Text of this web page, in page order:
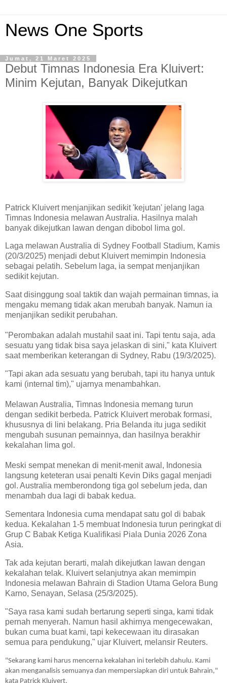
News One Sports
Jumat, 21 Maret 2025
Debut Timnas Indonesia Era Kluivert:
Minim Kejutan, Banyak Dikejutkan
Patrick Kluivert menjanjikan sedikit 'kejutan' jelang laga
Timnas Indonesia melawan Australia. Hasilnya malah
banyak dikejutkan lawan dengan dibobol lima gol.
Laga melawan Australia di Sydney Football Stadium, Kamis
(20/3/2025) menjadi debut Kluivert memimpin Indonesia
sebagai pelatih. Sebelum laga, ia sempat menjanjikan
sedikit kejutan.
Saat disinggung soal taktik dan wajah permainan timnas, ia
mengaku memang tidak akan merubah banyak. Namun ia
menjanjikan sedikit perubahan.
"Perombakan adalah mustahil saat ini. Tapi tentu saja, ada
sesuatu yang tidak bisa saya jelaskan di sini," kata Kluivert
saat memberikan keterangan di Sydney, Rabu (19/3/2025).
"Tapi akan ada sesuatu yang berubah, tapi itu hanya untuk
kami (internal tim)," ujarnya menambahkan.
Melawan Australia, Timnas Indonesia memang turun
dengan sedikit berbeda. Patrick Kluivert merobak formasi,
khususnya di lini belakang. Pria Belanda itu juga sedikit
mengubah susunan pemainnya, dan hasilnya berakhir
kekalahan lima gol.
Meski sempat menekan di menit-menit awal, Indonesia
langsung keteteran usai penalti Kevin Diks gagal menjadi
gol. Australia memberondong tiga gol sebelum jeda, dan
menambah dua lagi di babak kedua.
Sementara Indonesia cuma mendapat satu gol di babak
kedua. Kekalahan 1-5 membuat Indonesia turun peringkat di
Grup C Babak Ketiga Kualifikasi Piala Dunia 2026 Zona
Asia.
Tak ada kejutan berarti, malah dikejutkan lawan dengan
kekalahan telak. Kluivert selanjutnya akan memimpin
Indonesia melawan Bahrain di Stadion Utama Gelora Bung
Karno, Senayan, Selasa (25/3/2025).
"Saya rasa kami sudah bertarung seperti singa, kami tidak
pernah menyerah. Namun hasil akhirnya mengecewakan,
bukan cuma buat kami, tapi kekecewaan itu dirasakan
semua para pendukung," ujar Kluivert, melansir Reuters.
"Sekarang kami harus mencerna kekalahan ini terlebih dahulu. Kami
akan menganalisis semuanya dan mempersiapkan diri untuk Bahrain,"
kata Patrick Kluivert.